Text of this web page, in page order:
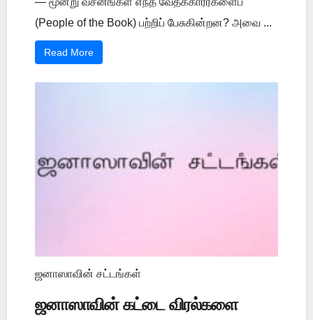
(People of the Book) பற்றிப் பேசுகின்றன? அவை ...
Read More
ஜனாஸாவின் சட்டங்கள்
ஜனாஸாவின் கட்டை விரல்களை